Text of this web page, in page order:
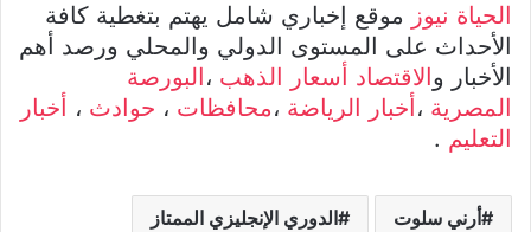
الحياة نيوز موقع إخباري شامل يهتم بتغطية كافة
الأحداث على المستوى الدولي والمحلي ورصد أهم
الأخبار و الاقتصاد أسعار الذهب ، البورصة
المصرية ، أخبار الرياضة ،محافظات ، حوادث ،
أخبار
التعليم .
أرني سلوت الدوري الإنجليزي الممتاز